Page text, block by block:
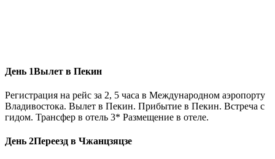
День 1Вылет в Пекин
Регистрация на рейс за 2, 5 часа в Международном аэропорту
Владивостока. Вылет в Пекин. Прибытие в Пекин. Встреча с
гидом. Трансфер в отель 3* Размещение в отеле.
День 2Переезд в Чжанцзяцзе